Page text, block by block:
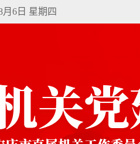
月6日 星期四